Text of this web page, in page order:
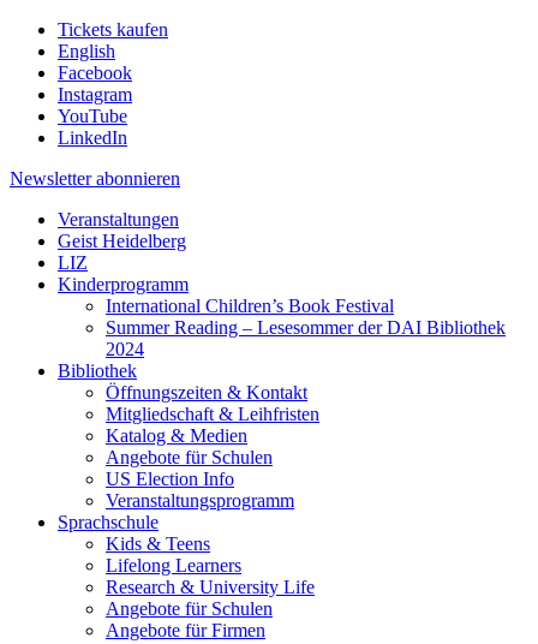
Tickets kaufen
English
Facebook
Instagram
YouTube
LinkedIn
Newsletter abonnieren
Veranstaltungen
Geist Heidelberg
LIZ
Kinderprogramm
International Children’s Book Festival
Summer Reading – Lesesommer der DAI Bibliothek
2024
Bibliothek
Öffnungszeiten & Kontakt
Mitgliedschaft & Leihfristen
Katalog & Medien
Angebote für Schulen
US Election Info
Veranstaltungsprogramm
Sprachschule
Kids & Teens
Lifelong Learners
Research & University Life
Angebote für Schulen
Angebote für Firmen